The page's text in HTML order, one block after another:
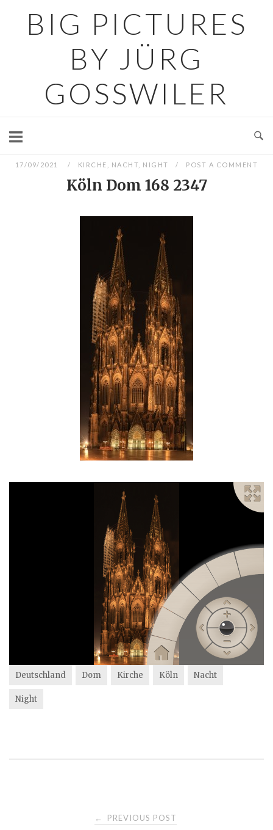
BIG PICTURES
BY JÜRG
GOSSWILER
17/09/2021 KIRCHE NACHT NIGHT POST A COMMENT
Köln Dom 168 2347
Deutschland Dom Kirche Köln Nacht
Night
← PREVIOUS POST